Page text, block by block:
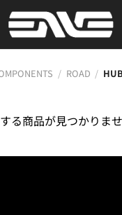
/ ROAD /
る商品が見つかりませ